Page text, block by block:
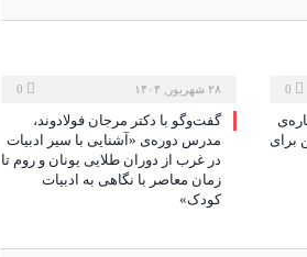
برای
۲۸ شهریور, ۱۴۰۴
گفت‌وگو با دکتر مرجان فولادوند،
مدرس دوره‌ی «آشنایی با سیر ادبیات
در غرب از دوران طلایی یونان و روم تا
زمان معاصر با نگاهی به ادبیات
کودک»